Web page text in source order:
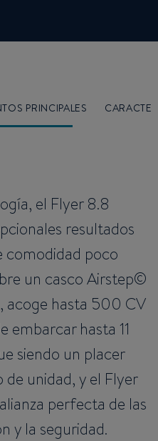
PRINCIPALES
el Flyer 8.8
resultados
comodidad poco
un casco Airstep©
acoge hasta 500 CV
embarcar hasta 11
siendo un placer
unidad, y el Flyer
perfecta de las
y la seguridad.